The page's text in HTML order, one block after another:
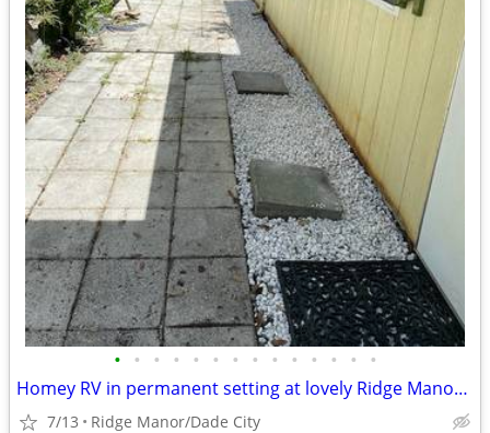
• • • • • • • • • • • • • •
Homey RV in permanent setting at lovely Ridge Manor Campground
7/13 Ridge Manor/Dade City